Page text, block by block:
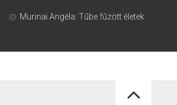
Murinai Angéla: Tűbe fűzött életek